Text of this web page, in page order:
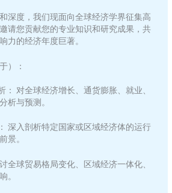
深度，我们现面向全球经济学界征集高
请您贡献您的专业知识和研究成果，共
力的经济年度巨著。
）：
对全球经济增长、通货膨胀、就业、
析与预测。
深入剖析特定国家或区域经济体的运行
景。
全球贸易格局变化、区域经济一体化、
。